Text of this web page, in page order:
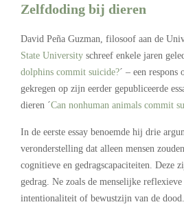
Zelfdoding bij dieren
David Peña Guzman, filosoof aan de
State University schreef enkele jaren
dolphins commit suicide?´ – een respons
gekregen op zijn eerder gepubliceerde
dieren ´Can nonhuman animals commit
In de eerste essay benoemde hij drie
veronderstelling dat alleen mensen
cognitieve en gedragscapaciteiten. Deze
gedrag. Ne zoals de menselijke
intentionaliteit of bewustzijn van de